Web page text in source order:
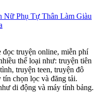
Nữ Phụ Tự Thân Làm Giàu
đọc truyện online, miễn phí
thể loại như: truyện tiên
truyện teen, truyện đô
chọn lọc và đăng tải.
di động và máy tính bảng.